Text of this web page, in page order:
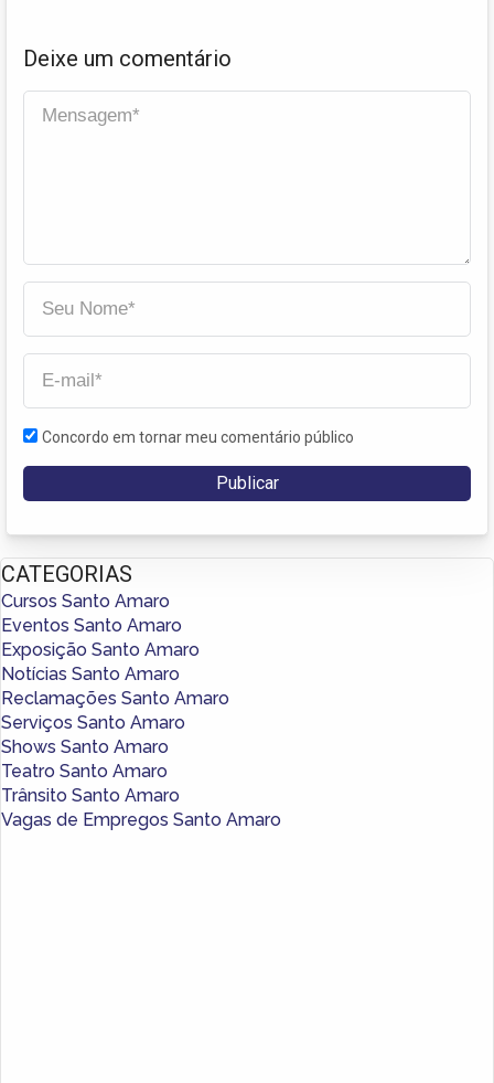
Deixe um comentário
Concordo em tornar meu comentário público
CATEGORIAS
Cursos Santo Amaro
Eventos Santo Amaro
Exposição Santo Amaro
Notícias Santo Amaro
Reclamações Santo Amaro
Serviços Santo Amaro
Shows Santo Amaro
Teatro Santo Amaro
Trânsito Santo Amaro
Vagas de Empregos Santo Amaro